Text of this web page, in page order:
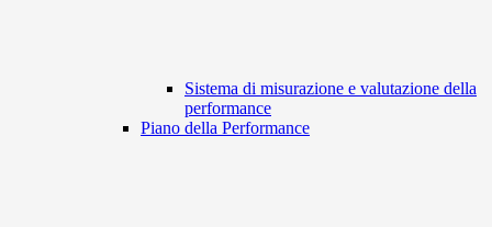
Sistema di misurazione e valutazione della
performance
Piano della Performance